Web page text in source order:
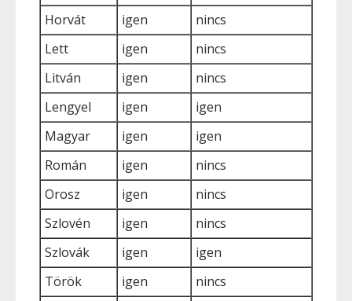
Horvát
igen
nincs
Lett
igen
nincs
Litván
igen
nincs
Lengyel
igen
igen
Magyar
igen
igen
Román
igen
nincs
Orosz
igen
nincs
Szlovén
igen
nincs
Szlovák
igen
igen
Török
igen
nincs